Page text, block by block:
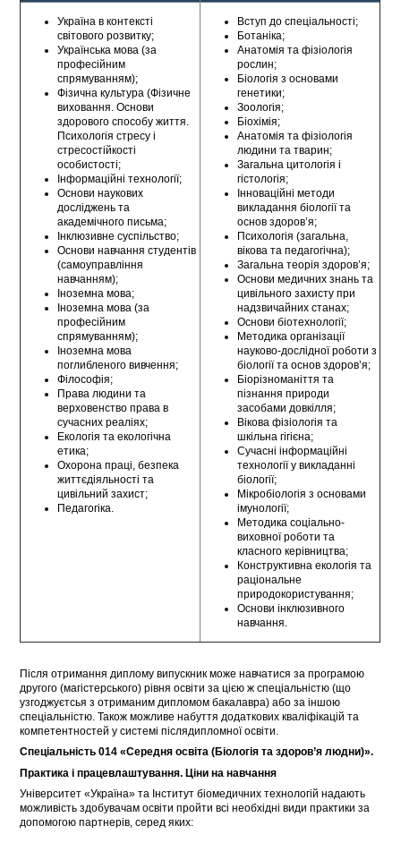
Україна в контексті
світового розвитку;
Українська мова (за
професійним
спрямуванням);
Фізична культура (Фізичне
виховання. Основи
здорового способу життя.
Психологія стресу і
стресостійкості
особистості;
Інформаційні технології;
Основи наукових
досліджень та
академічного письма;
Інклюзивне суспільство;
Основи навчання студентів
(самоуправління
навчанням);
Іноземна мова;
Іноземна мова (за
професійним
спрямуванням);
Іноземна мова
поглибленого вивчення;
Філософія;
Права людини та
верховенство права в
сучасних реаліях;
Екологія та екологічна
етика;
Охорона праці, безпека
життєдіяльності та
цивільний захист;
Педагогіка.
Вступ до спеціальності;
Ботаніка;
Анатомія та фізіологія
рослин;
Біологія з основами
генетики;
Зоологія;
Біохімія;
Анатомія та фізіологія
людини та тварин;
Загальна цитологія і
гістологія;
Інноваційні методи
викладання біології та
основ здоров’я;
Психологія (загальна,
вікова та педагогічна);
Загальна теорія здоров’я;
Основи медичних знань та
цивільного захисту при
надзвичайних станах;
Основи біотехнології;
Методика організації
науково-дослідної роботи з
біології та основ здоров’я;
Біорізноманіття та
пізнання природи
засобами довкілля;
Вікова фізіологія та
шкільна гігієна;
Сучасні інформаційні
технології у викладанні
біології;
Мікробіологія з основами
імунології;
Методика соціально-
виховної роботи та
класного керівництва;
Конструктивна екологія та
раціональне
природокористування;
Основи інклюзивного
навчання.
Після отримання диплому випускник може навчатися за програмою
другого (магістерського) рівня освіти за цією ж спеціальністю (що
узгоджуєтсья з отриманим дипломом бакалавра) або за іншою
спеціальністю. Також можливе набуття додаткових кваліфікацій та
компетентностей у системі післядипломної освіти.
Спеціальність 014 «Середня освіта (Біологія та здоров’я людни)».
Практика і працевлаштування. Ціни на навчання
Університет «Україна» та Інститут біомедичних технологій надають
можливість здобувачам освіти пройти всі необхідні види практики за
допомогою партнерів, серед яких: